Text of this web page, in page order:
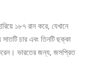
১৮৭ রান করে, যেখানে
চার এবং তিনটি ছক্কা
ভারতের জন্য, জসপ্রিত